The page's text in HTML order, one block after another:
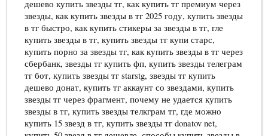
дешево купить звезды тг, как купить тг премиум через
звезды, как купить звезды в тг 2025 году, купить звезды
в тг быстро, как купить стикеры за звезды в тг, гле
купить звезды в тг, купить звезды тг купи старс,
купить порно за звезды тг, как купить звезды в тг через
сбербанк, звезды тг купить фп, купить звезды телеграм
тг бот, купить звезды тг starstg, звезды тг купить
дешево донат, купить тг аккаунт со звездами, купить
звезды тг через фрагмент, почему не удается купить
звезды в тг, купить звезды телкграм тг, где можно
купить 15 звезд в тг, купить звезды тг donatov net,